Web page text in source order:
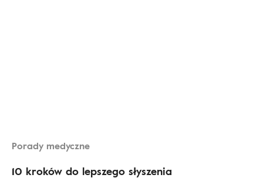
Porady medyczne
10 kroków do lepszego słyszenia